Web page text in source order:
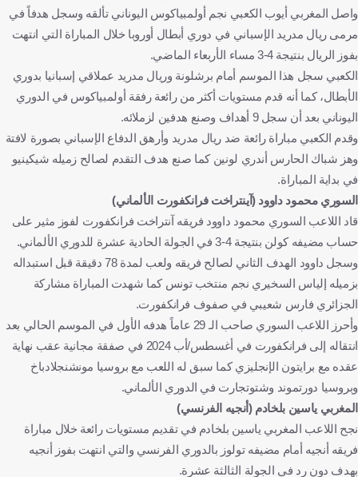
واصل المغربي أيوب الكعبي نجم أولمبياكوس اليوناني تألقه وسجل هدفاً في
مرمى ريال مدريد الإسباني في دوري أبطال أوروبا خلال المباراة التي انتهت
بفوز الريال بنتيجة 4-3 مساء الأربعاء الماضي.
الكعبي سجل هذا الموسم أمام برشلونة وريال مدريد عملاقي إسبانيا بدوري
الأبطال، كما أنه قدم مستويات أكثر من رائعة رفقة أولمبياكوس في الدوري
اليوناني بعد أن سجل 9 أهداف وصنع هدفين لزملائه.
وقدم الكعبي مباراة رائعة ضد ريال مدريد وأرهق الدفاع الإسباني بصورة لافتة
وهز شباك الحارس أندري لونين كما صنع هدف التقدم لصالح زميله شيكينيو
في بداية المباراة.
السوري محمود داوود (آينتراخت فرانكفورت الألماني)
قاد اللاعب السوري محمود داوود فريقه آنتراخت فرانكفورت لفوز مثير على
حساب مضيفه كولن بنتيجة 4-3 في الجولة الحادية عشرة للدوري الألماني.
وسجل داوود الهدف الثاني لصالح فريقه ولعب لمدة 78 دقيقة قبل استبداله
بزميله إلياس السخيري نجم منتخب تونس كما شهدت المباراة مشاركة
الجزائري فارس شعيبي في صفوف فرانكفورت.
وأحرز اللاعب السوري صاحب الـ 29 عاماً هدفه الأول في الموسم الحالي بعد
انتقاله إلى فرانكفورت في أغسطس/أب 2024 في صفقة مجانية عقب نهاية
عقده مع برايتون الإنجليزي كما سبق له اللعب مع بروسيا مونشنجلادباخ
وبروسيا دورتموند وشتوتجارت في الدوري الألماني.
المغربي ياسين بلخادم (أنجيه الفرنسي)
نجح اللاعب المغربي ياسين بلخادم في تقديم مستويات رائعة خلال مباراة
فريقه أنجيه أمام مضيفه تولوز بالدوري الفرنسي والتي انتهت بفوز أنجيه
بهدف دون رد في الجولة الثالثة عشرة.